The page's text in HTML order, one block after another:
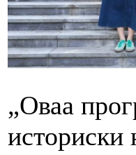
„Оваа
историски